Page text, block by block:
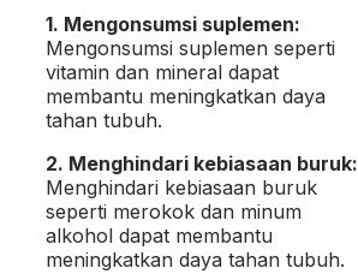
1. Mengonsumsi suplemen:
Mengonsumsi suplemen seperti
vitamin dan mineral dapat
membantu meningkatkan daya
tahan tubuh.
2. Menghindari kebiasaan buruk:
Menghindari kebiasaan buruk
seperti merokok dan minum
alkohol dapat membantu
meningkatkan daya tahan tubuh.